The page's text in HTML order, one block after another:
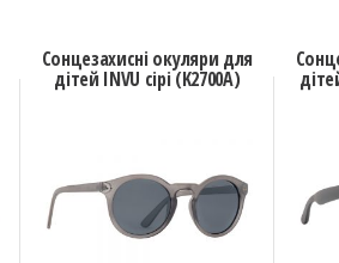
Сонцезахисні окуляри для
дітей INVU сірі (K2700A)